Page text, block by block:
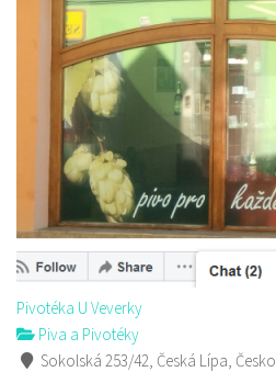
Pivotéka U Veverky
Piva a Pivotéky
Sokolská 253/42, Česká Lípa, Česko